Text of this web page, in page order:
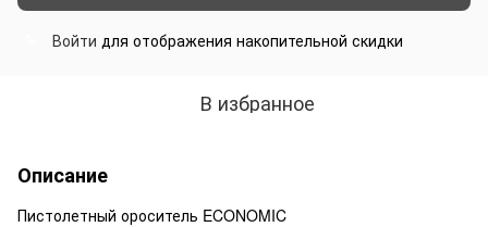
Войти для отображения накопительной скидки
В избранное
Описание
Пистолетный ороситель ECONOMIC